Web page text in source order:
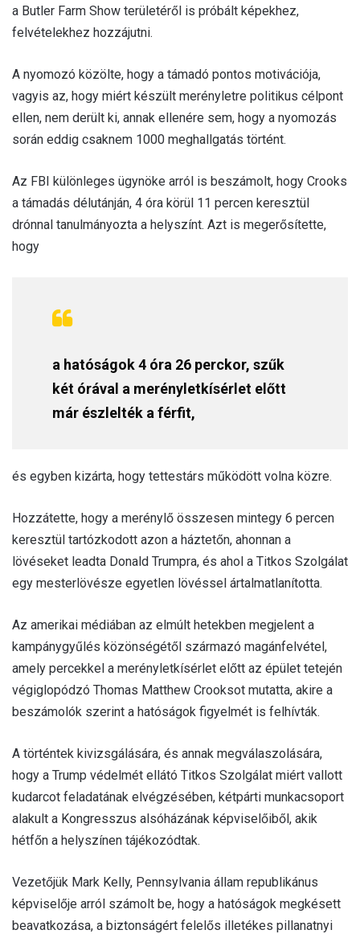
a Butler Farm Show területéről is próbált képekhez,
felvételekhez hozzájutni.
A nyomozó közölte, hogy a támadó pontos motivációja,
vagyis az, hogy miért készült merényletre politikus célpont
ellen, nem derült ki, annak ellenére sem, hogy a nyomozás
során eddig csaknem 1000 meghallgatás történt.
Az FBI különleges ügynöke arról is beszámolt, hogy Crooks
a támadás délutánján, 4 óra körül 11 percen keresztül
drónnal tanulmányozta a helyszínt. Azt is megerősítette,
hogy
a hatóságok 4 óra 26 perckor, szűk
két órával a merényletkísérlet előtt
már észlelték a férfit,
és egyben kizárta, hogy tettestárs működött volna közre.
Hozzátette, hogy a merénylő összesen mintegy 6 percen
keresztül tartózkodott azon a háztetőn, ahonnan a
lövéseket leadta Donald Trumpra, és ahol a Titkos Szolgálat
egy mesterlövésze egyetlen lövéssel ártalmatlanította.
Az amerikai médiában az elmúlt hetekben megjelent a
kampánygyűlés közönségétől származó magánfelvétel,
amely percekkel a merényletkísérlet előtt az épület tetején
végiglopódzó Thomas Matthew Crooksot mutatta, akire a
beszámolók szerint a hatóságok figyelmét is felhívták.
A történtek kivizsgálására, és annak megválaszolására,
hogy a Trump védelmét ellátó Titkos Szolgálat miért vallott
kudarcot feladatának elvégzésében, kétpárti munkacsoport
alakult a Kongresszus alsóházának képviselőiből, akik
hétfőn a helyszínen tájékozódtak.
Vezetőjük Mark Kelly, Pennsylvania állam republikánus
képviselője arról számolt be, hogy a hatóságok megkésett
beavatkozása, a biztonságért felelős illetékes pillanatnyi